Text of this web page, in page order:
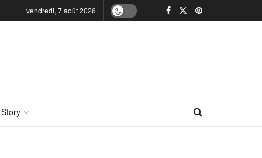
vendredi, 7 août 2026